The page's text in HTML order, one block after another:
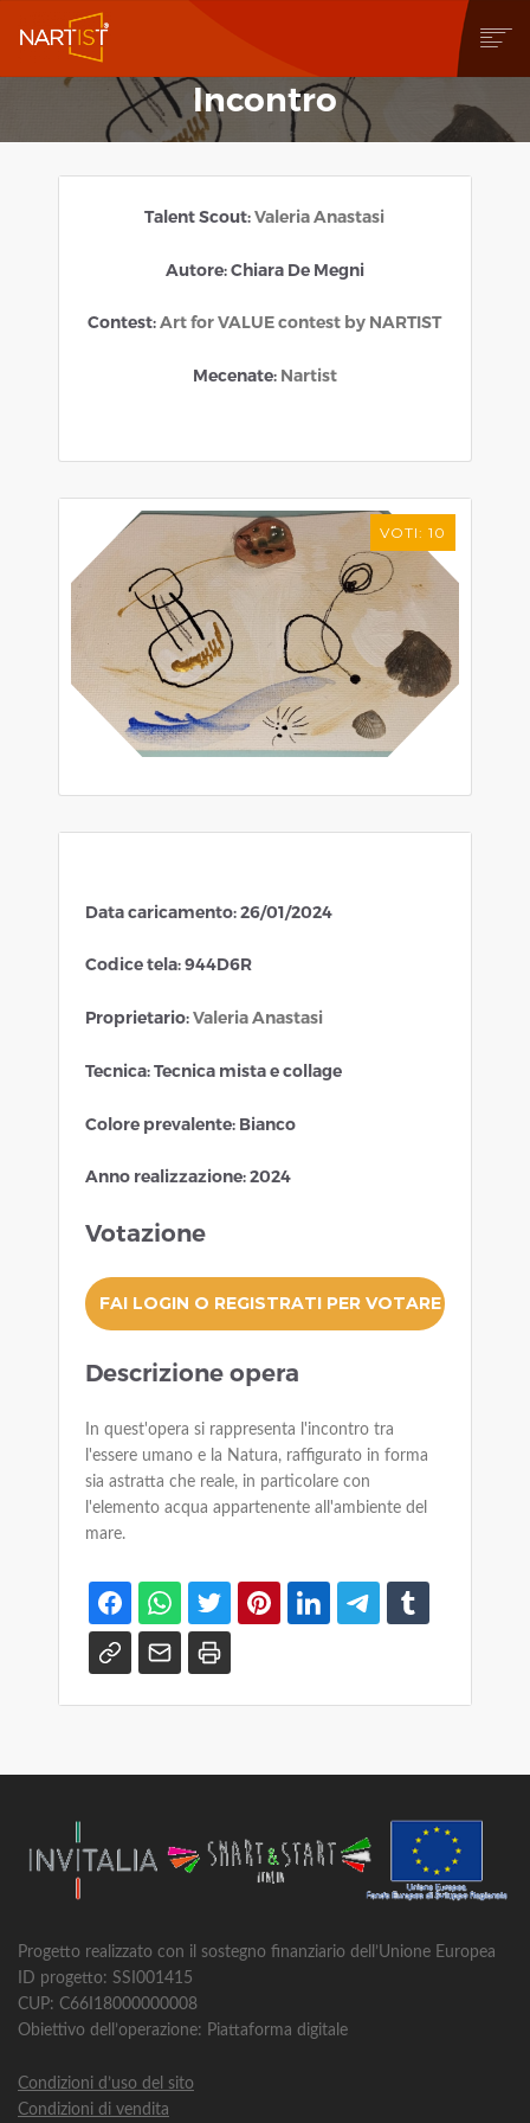
COSA PUOI FARE
Incontro
Talent Scout:Valeria Anastasi
Autore: Chiara De Megni
Contest:Art for VALUE contest by NARTIST
Mecenate: Nartist
VOTI:10
Data caricamento: 26/01/2024
Codice tela: 944D6R
Proprietario:Valeria Anastasi
Tecnica: Tecnica mista e collage
Colore prevalente: Bianco
Anno realizzazione: 2024
Votazione
Descrizione opera
In quest'opera si rappresenta l'incontro tra
l'essere umano e la Natura, raffigurato in forma
sia astratta che reale, in particolare con
l'elemento acqua appartenente all'ambiente del
mare.
Progetto realizzato con il sostegno finanziario dell’Unione Europea
ID progetto: SSI001415
CUP: C66I18000000008
Obiettivo dell’operazione: Piattaforma digitale
Condizioni d’uso del sito
Condizioni di vendita